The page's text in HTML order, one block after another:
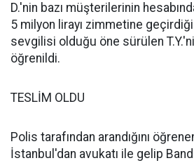
D.'nin bazı müşterilerinin
5 milyon lirayı zimmetine geçirdiği
sevgilisi olduğu öne sürülen
öğrenildi.
TESLİM OLDU
Polis tarafından arandığını
İstanbul'dan avukatı ile gelip